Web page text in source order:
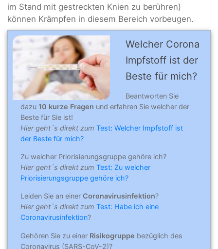
im Stand mit gestreckten Knien zu berühren)
können Krämpfen in diesem Bereich vorbeugen.
Welcher Corona
Impfstoff ist der
Beste für mich?
Beantworten Sie
dazu 10 kurze Fragen und erfahren Sie welcher der
Beste für Sie ist!
Hier geht´s direkt zum Test: Welcher Impfstoff ist
der Beste für mich?
Zu welcher Priorisierungsgruppe gehöre ich?
Hier geht´s direkt zum Test: Zu welcher
Priorisierungsgruppe gehöre ich?
Leiden Sie an einer Coronavirusinfektion?
Hier geht´s direkt zum Test: Habe ich eine
Coronavirusinfektion?
Gehören Sie zu einer Risikogruppe bezüglich des
Coronavirus (SARS-CoV-2)?